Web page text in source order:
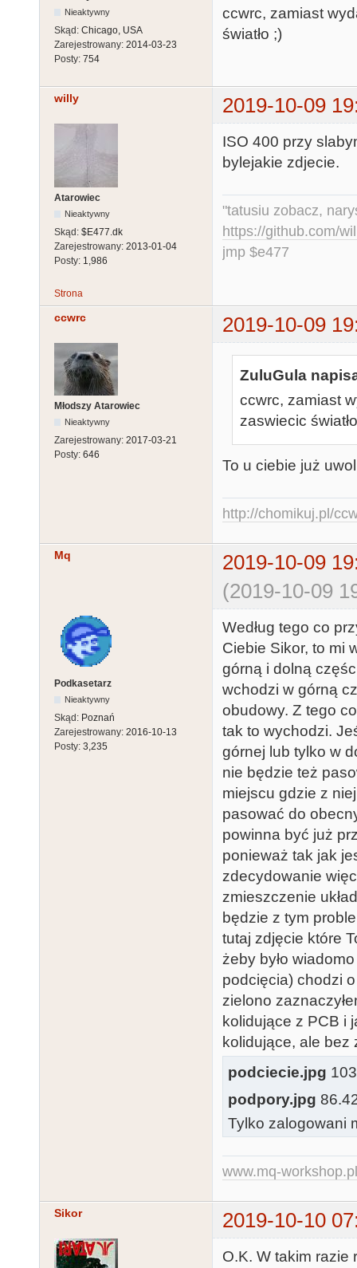
Nieaktywny
Skąd: Chicago, USA
Zarejestrowany: 2014-03-23
Posty: 754
ccwrc, zamiast
światło ;)
willy 2019-10-09
Atarowiec
Nieaktywny
Skąd: $E477.dk
Zarejestrowany: 2013-01-04
Posty: 1,986
ISO 400 przy
bylejakie zdjecie.
"tatusiu zobacz,
https://github.com/
jmp $e477
Strona
ccwrc 2019-10-09
Młodszy Atarowiec
Nieaktywny
Zarejestrowany: 2017-03-21
Posty: 646
ZuluGula
ccwrc, zamiast
zaswiecic
To u ciebie już
http://chomikuj.pl/
Mq
2019-10-09
(2019-10-09
Podkasetarz
Nieaktywny
Skąd: Poznań
Zarejestrowany: 2016-10-13
Posty: 3,235
Według tego co
Ciebie Sikor, to mi
górną i dolną
wchodzi w górną
obudowy. Z tego
tak to wychodzi.
górnej lub tylko w
nie będzie też
miejscu gdzie z
pasować do
powinna być już
ponieważ tak jak
zdecydowanie
zmieszczenie
będzie z tym
tutaj zdjęcie które
żeby było
podcięcia) chodzi
zielono
kolidujące z PCB i
kolidujące, ale bez
podciecie.jpg
podpory.jpg
Tylko zalogowani
www.mq-workshop.pl
Sikor 2019-10-10
O.K. W takim razie